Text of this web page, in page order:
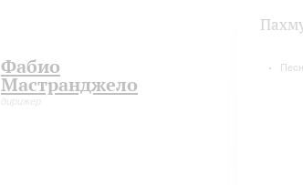
Фабио
Мастранджело
дирижер